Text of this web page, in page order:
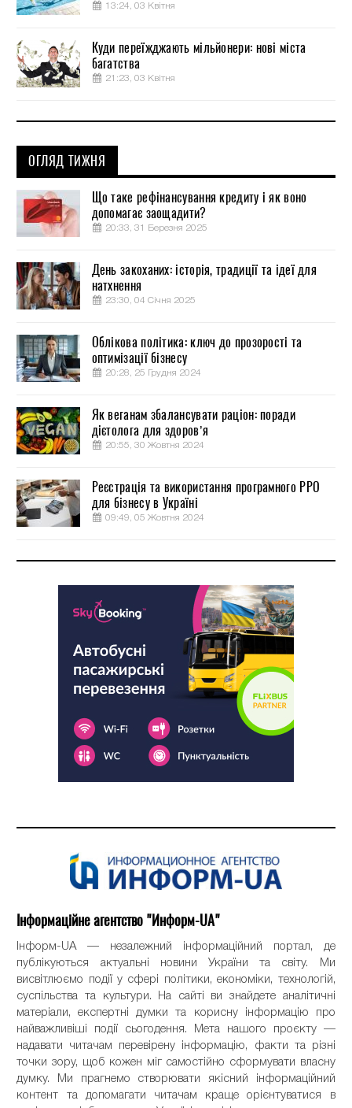
13:24, 03 Квітня
Куди переїжджають мільйонери: нові міста
багатства
21:23, 03 Квітня
ОГЛЯД ТИЖНЯ
Що таке рефінансування кредиту і як воно
допомагає заощадити?
20:33, 31 Березня 2025
День закоханих: історія, традиції та ідеї для
натхнення
23:30, 04 Січня 2025
Облікова політика: ключ до прозорості та
оптимізації бізнесу
20:28, 25 Грудня 2024
Як веганам збалансувати раціон: поради
дієтолога для здоров’я
20:55, 30 Жовтня 2024
Реєстрація та використання програмного РРО
для бізнесу в Україні
09:49, 05 Жовтня 2024
Інформаційне агентство "Информ-UA"
Інформ-UA — незалежний інформаційний портал, де
публікуються актуальні новини України та світу. Ми
висвітлюємо події у сфері політики, економіки, технологій,
суспільства та культури. На сайті ви знайдете аналітичні
матеріали, експертні думки та корисну інформацію про
найважливіші події сьогодення. Мета нашого проєкту —
надавати читачам перевірену інформацію, факти та різні
точки зору, щоб кожен міг самостійно сформувати власну
думку. Ми прагнемо створювати якісний інформаційний
контент та допомагати читачам краще орієнтуватися в